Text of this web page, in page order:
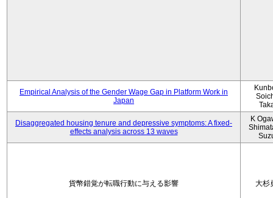
Empirical Analysis of the Gender Wage Gap in Platform Work in
Japan
Disaggregated housing tenure and depressive symptoms: A fixed-
effects analysis across 13 waves
K
貨幣錯覚が転職行動に与える影響 大杉